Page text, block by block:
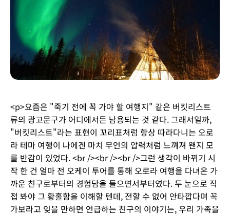
<p>요즘은 "죽기 전에 꼭 가야 할 여행지" 같은 버킷리스트
류의 광고문구가 어디에서든 남용되는 것 같다. 그래서일까,
"버킷리스트"라는 표현이 꼬리표처럼 항상 따라다니는 오로
라 테마 여행이 나에겐 마치 무언의 압력처럼 느껴져 왠지 모
를 반감이 있었다. <br /><br /><br />그런 생각이 바뀌기 시
작 한 건 얼마 전 오케이 투어를 통해 오로라 여행을 다녀온 가
까운 친구로부터의 경험담을 들으면서부터였다. 두 눈으로 직
접 봐야 그 황홀함을 이해할 텐데, 전할 수 없어 안타깝다며 꼭
가보라고 잊을 만하면 언급하는 친구의 이야기는, 우리 가족을